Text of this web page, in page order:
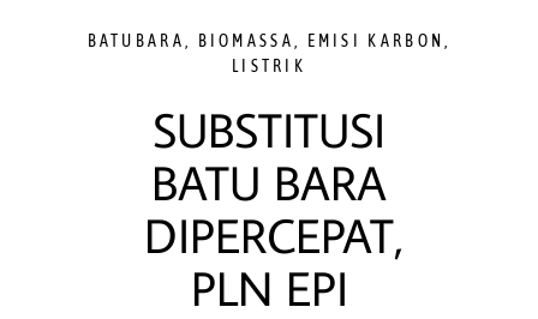
BATUBARA BIOMASSA EMISI KARBON
LISTRIK
SUBSTITUSI
BATU BARA
DIPERCEPAT,
PLN EPI